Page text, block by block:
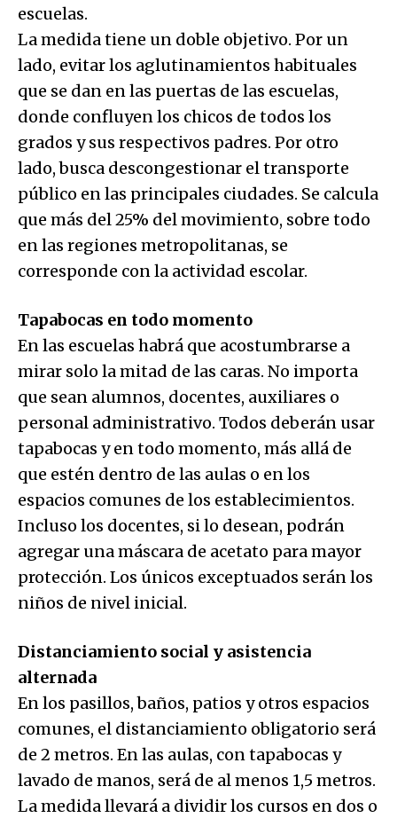
escuelas.
La medida tiene un doble objetivo. Por un
lado, evitar los aglutinamientos habituales
que se dan en las puertas de las escuelas,
donde confluyen los chicos de todos los
grados y sus respectivos padres. Por otro
lado, busca descongestionar el transporte
público en las principales ciudades. Se calcula
que más del 25% del movimiento, sobre todo
en las regiones metropolitanas, se
corresponde con la actividad escolar.
Tapabocas en todo momento
En las escuelas habrá que acostumbrarse a
mirar solo la mitad de las caras. No importa
que sean alumnos, docentes, auxiliares o
personal administrativo. Todos deberán usar
tapabocas y en todo momento, más allá de
que estén dentro de las aulas o en los
espacios comunes de los establecimientos.
Incluso los docentes, si lo desean, podrán
agregar una máscara de acetato para mayor
protección. Los únicos exceptuados serán los
niños de nivel inicial.
Distanciamiento social y asistencia
alternada
En los pasillos, baños, patios y otros espacios
comunes, el distanciamiento obligatorio será
de 2 metros. En las aulas, con tapabocas y
lavado de manos, será de al menos 1,5 metros.
La medida llevará a dividir los cursos en dos o